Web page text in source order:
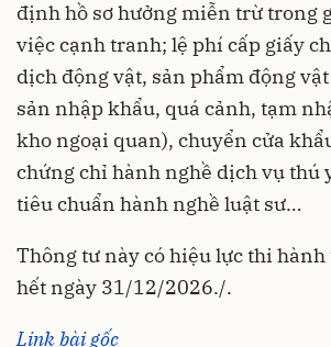
định hồ sơ hưởng miễn trừ trong
việc cạnh tranh; lệ phí cấp giấy
dịch động vật, sản phẩm động
sản nhập khẩu, quá cảnh, tạm
kho ngoại quan), chuyển cửa
chứng chỉ hành nghề dịch vụ thú
tiêu chuẩn hành nghề luật sư…
Thông tư này có hiệu lực thi
hết ngày 31/12/2026./.
Link bài gốc